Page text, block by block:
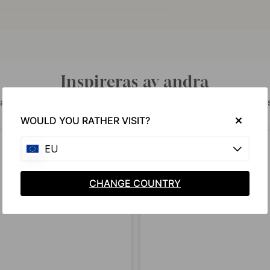
Inspireras av andra
dina bilder med #beslagonline & @beslagonline för att
WOULD YOU RATHER VISIT?
EU
CHANGE COUNTRY